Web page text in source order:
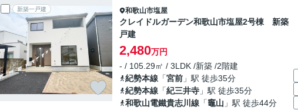
新築一戸建 和歌山市塩屋
クレイドルガーデン和歌山市塩屋2号棟 新築
戸建
2,480万円
- / 105.29㎡ / 3LDK /新築 /2階建
紀勢本線 「宮前 」駅 徒歩35分
紀勢本線 「紀三井寺 」駅 徒歩35分
和歌山電鐵貴志川線 「竈山 」駅 徒歩44分